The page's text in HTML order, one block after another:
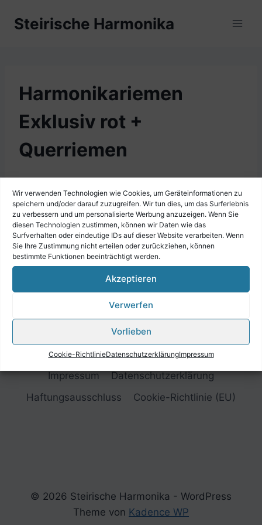
Wir verwenden Technologien wie Cookies, um Geräteinformationen zu
speichern und/oder darauf zuzugreifen. Wir tun dies, um das Surferlebnis
zu verbessern und um personalisierte Werbung anzuzeigen. Wenn Sie
diesen Technologien zustimmen, können wir Daten wie das
Surfverhalten oder eindeutige IDs auf dieser Website verarbeiten. Wenn
Sie Ihre Zustimmung nicht erteilen oder zurückziehen, können
bestimmte Funktionen beeinträchtigt werden.
Akzeptieren
Verwerfen
Vorlieben
Cookie-RichtlinieDatenschutzerklärungImpressum
InhaltSteirische Harmonika
Harmonikariemen
Exklusiv rot +
Querriemen
Impressum
Datenschutzerklärung
Haftungsausschluss
Cookie-Richtlinie (EU)
© 2026 Steirische Harmonika - WordPress
Theme von Kadence WP